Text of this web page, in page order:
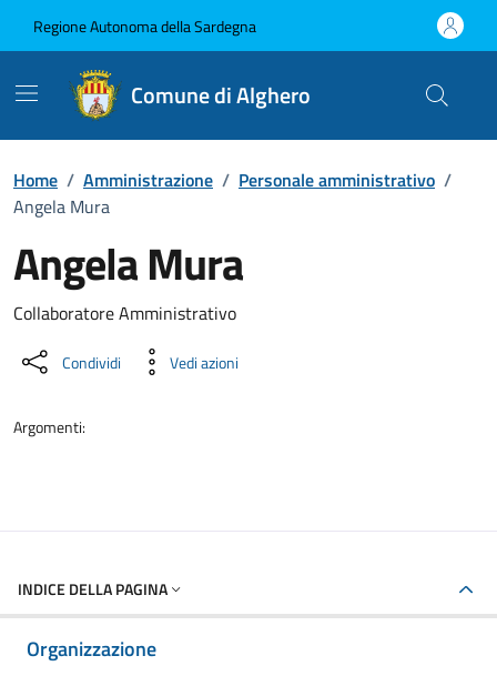
Regione Autonoma della Sardegna
Comune di Alghero
Home / Amministrazione / Personale amministrativo /
Angela Mura
Angela Mura
Dettaglio della persona
Collaboratore Amministrativo
Condividi Vedi azioni
Argomenti:
INDICE DELLA PAGINA
Organizzazione